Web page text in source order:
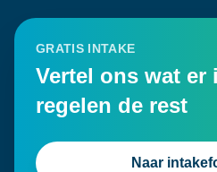
GRATIS INTAKE
Vertel ons wat er
regelen de rest
Naar